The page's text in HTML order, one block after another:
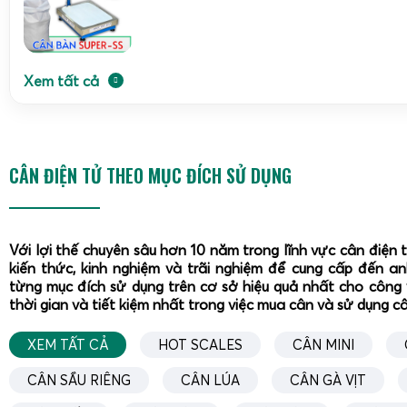
Xem tất cả
CÂN ĐIỆN TỬ THEO MỤC ĐÍCH SỬ DỤNG
Với lợi thế chuyên sâu hơn 10 năm trong lĩnh vực cân điện
kiến thức, kinh nghiệm và trãi nghiệm để cung cấp đến
từng mục đích sử dụng trên cơ sở hiệu quả nhất cho
thời gian và tiết kiệm nhất trong việc mua cân và sử dụng
XEM TẤT CẢ HOT SCALES CÂN MINI
CÂN SẦU RIÊNG CÂN LÚA CÂN GÀ VỊT